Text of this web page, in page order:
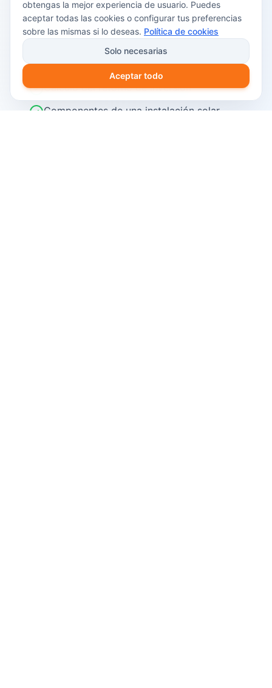
Cómo funciona el autoconsumo
fotovoltaico
Ayudas y subvenciones disponibles en
2026
Cálculo del retorno de inversión
Componentes de una instalación solar
obtengas la mejor experiencia de usuario. Puedes
aceptar todas las cookies o configurar tus preferencias
sobre las mismas si lo deseas. Política de cookies
Solo necesarias
Aceptar todo